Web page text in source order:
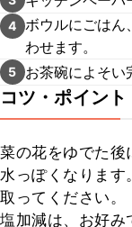
4 ボウルにごはん
わせます。
5 お茶碗によそい
コツ・ポイント
菜の花をゆでた後
水っぽくなります
取ってください。
塩加減は、お好み